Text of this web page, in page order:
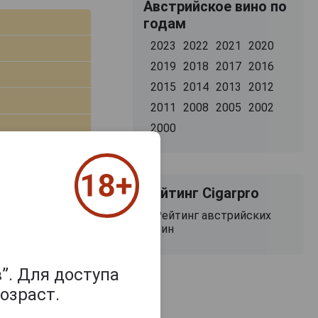
Австрийское вино по
годам
2023 2022 2021
2020
2019
2018 2017 2016
2015
2014 2013
2012
2011
2008 2005
2002
2000
Рейтинг Cigarpro
Рейтинг австрийских
вин
Для доступа